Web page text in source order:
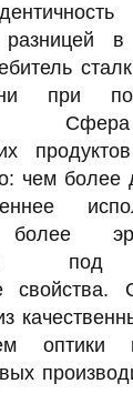
при
чем более
более
под
свойства.
оптики